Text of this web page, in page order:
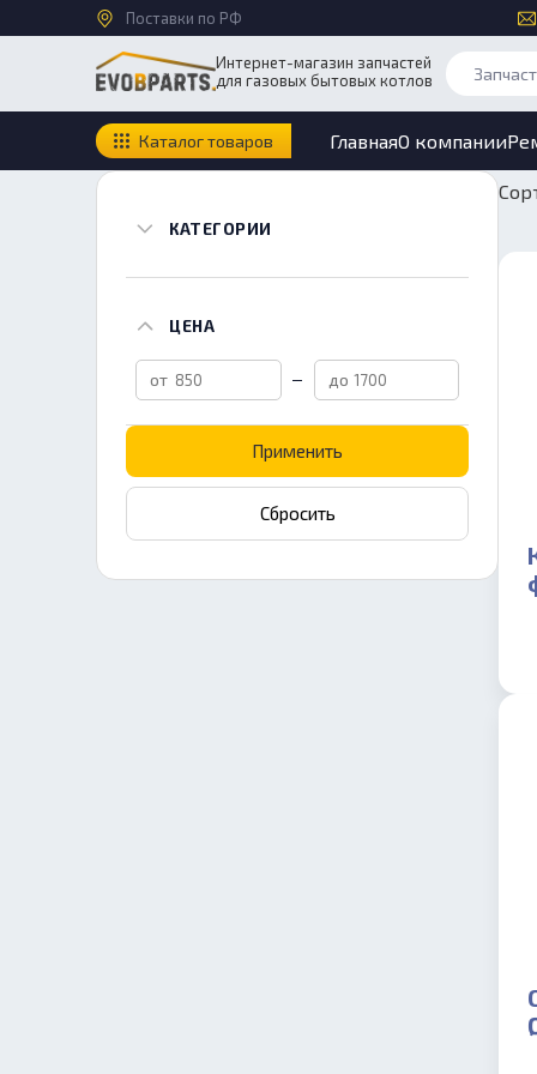
Поставки по РФ
Интернет-магазин запчастей
для газовых бытовых котлов
Каталог товаров ГлавнаяО компании
КАТЕГОРИИ
ЦЕНА
Применить
Сбросить